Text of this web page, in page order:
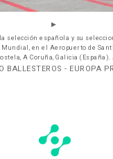
selección española y su
en el Aeropuerto de
A Coruña, Galicia
BALLESTEROS - EUROPA